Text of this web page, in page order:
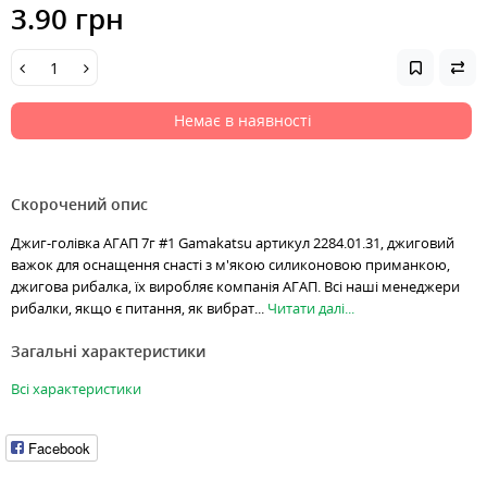
3.90 грн
Немає в наявності
Скорочений опис
Джиг-голівка АГАП 7г #1 Gamakatsu артикул 2284.01.31, джиговий
важок для оснащення снасті з м'якою силиконовою приманкою,
джигова рибалка, їх виробляє компанія АГАП. Всі наші менеджери
рибалки, якщо є питання, як вибрат... Читати далі...
Загальні характеристики
Всі характеристики
Facebook